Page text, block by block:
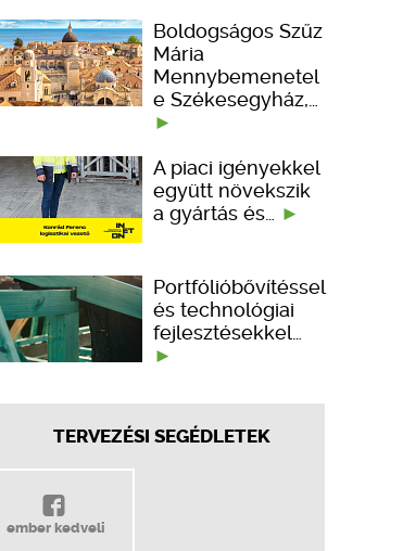
Boldogságos Szűz
Mária
Mennybemenetel
e Székesegyház,…
A piaci igényekkel
együtt növekszik
a gyártás és…
Portfólióbővítéssel
és technológiai
fejlesztésekkel…
TERVEZÉSI SEGÉDLETEK
ember kedveli